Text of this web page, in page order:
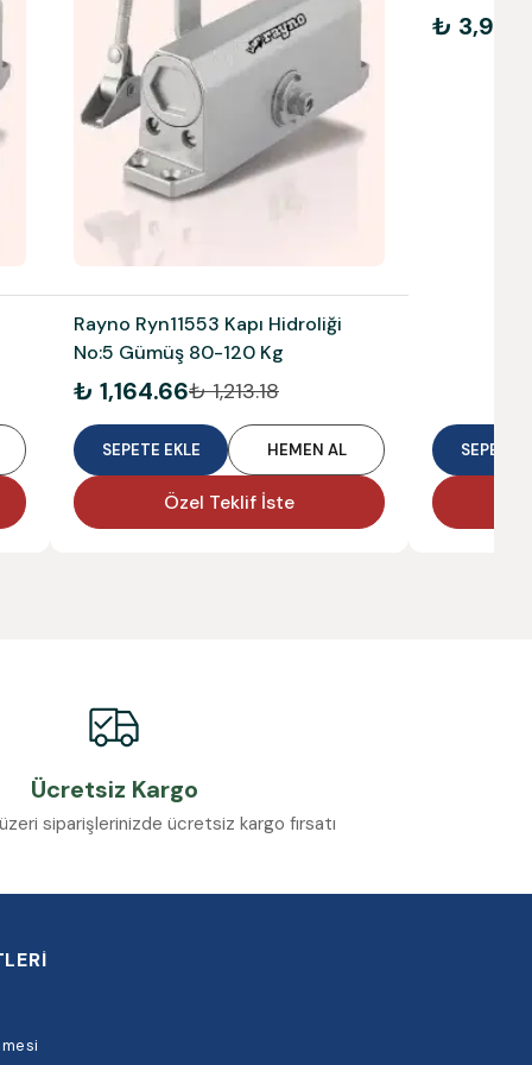
Rayno Ryn11553 Kapı Hidroliği
No:5 Gümüş 80-120 Kg
₺ 1,164.66₺ 1,213.18
SEPETE EKLE HEMEN AL
Özel Teklif İste
Akülü
₺
SEPETE
Ücretsiz Kargo
siparişlerinizde ücretsiz kargo fırsatı